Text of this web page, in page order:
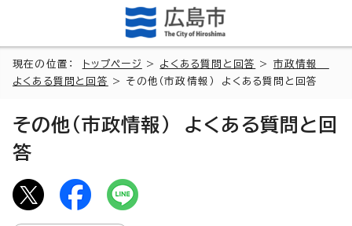
現在の位置： トップページ > よくある質問と回答 > 市政情報
よくある質問と回答
> その他（市政情報） よくある質問と回答
その他（市政情報） よくある質問と回
答